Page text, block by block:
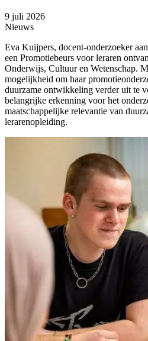
9 juli 2026
Nieuws
Eva Kuijpers, docent-onderzoeker
een Promotiebeurs voor leraren
Onderwijs, Cultuur en Wetenschap.
mogelijkheid om haar
duurzame ontwikkeling verder uit te
belangrijke erkenning voor het
maatschappelijke relevantie van
lerarenopleiding.